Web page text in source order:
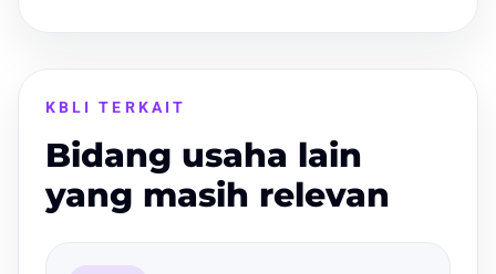
KBLI TERKAIT
Bidang usaha lain
yang masih relevan